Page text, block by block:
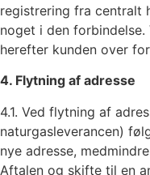
registrering fra centralt
noget i den
herefter kunden over
4. Flytning af adresse
4.1. Ved flytning af
naturgasleverancen)
nye adresse,
Aftalen og skifte til en